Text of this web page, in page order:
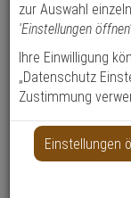
starten.
Datenblatt
Zubehörartikel
Einsatzbereich:Tür
Farbe:Schwarz
Anwendung:
zur Auswahl
'Einstellungen öffnen'
Ihre Einwilligung
„Datenschutz
Zustimmung
Einstellungen